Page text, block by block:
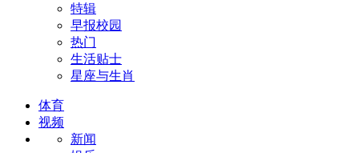
特辑
早报校园
热门
生活贴士
星座与生肖
体育
视频
新闻